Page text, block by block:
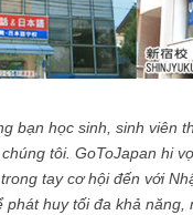
bạn học sinh, sinh viên
tôi. GoToJapan hi
tay cơ hội đến với
huy tối đa khả năng,